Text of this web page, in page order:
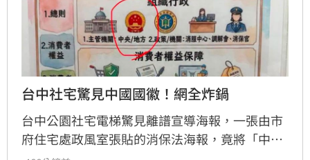
台中社宅驚見中國國徽！網全炸鍋
台中公園社宅電梯驚見離譜宣導海報，一張由市
府住宅處政風室張貼的消保法海報，竟將「中央